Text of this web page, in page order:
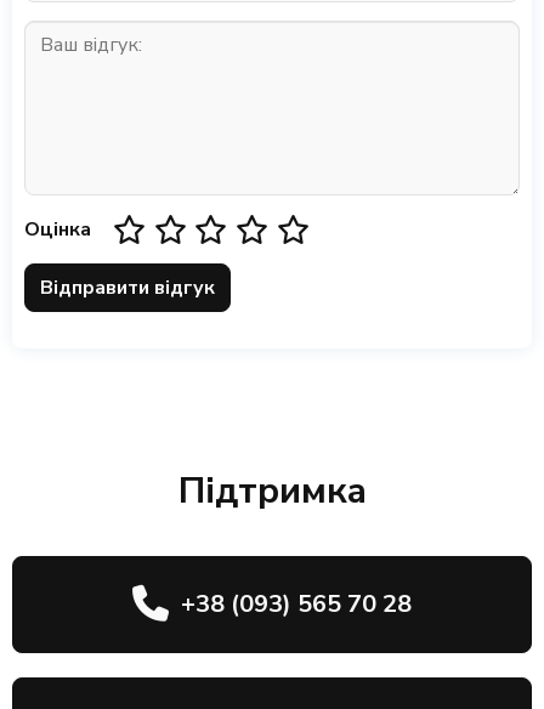
Оцінка
Відправити відгук
Підтримка
+38 (093) 565 70 28